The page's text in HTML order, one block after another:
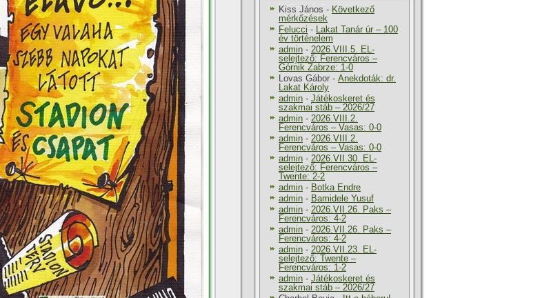
Kiss János - Következő
mérkőzések
Felucci - Lakat Tanár úr – 100
év történelem
admin - 2026.VIII.5. EL-
selejtező: Ferencváros –
Górnik Zabrze: 1-0
Lovas Gábor - Anekdoták: dr.
Lakat Károly
admin - Játékoskeret és
szakmai stáb – 2026/27
admin - 2026.VIII.2.
Ferencváros – Vasas: 0-0
admin - 2026.VIII.2.
Ferencváros – Vasas: 0-0
admin - 2026.VII.30. EL-
selejtező: Ferencváros –
Twente: 2-2
admin - Botka Endre
admin - Bamidele Yusuf
admin - 2026.VII.26. Paks –
Ferencváros: 4-2
admin - 2026.VII.26. Paks –
Ferencváros: 4-2
admin - 2026.VII.23. EL-
selejtező: Twente –
Ferencváros: 1-2
admin - Játékoskeret és
szakmai stáb – 2026/27